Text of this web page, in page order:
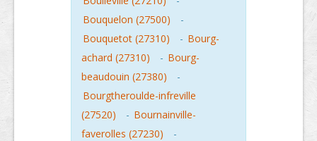
Bouquelon (27500)
-
Bouquetot (27310)
- Bourg-
achard (27310)
- Bourg-
beaudouin (27380)
-
Bourgtheroulde-infreville
(27520)
- Bournainville-
faverolles (27230)
-